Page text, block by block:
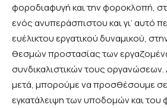
φοροδιαφυγή και την φοροκλοπή,
ενός ανυπεράσπιστου και γι’ αυτό
ευέλικτου εργατικού δυναμικού,
θεσμών προστασίας των
συνδικαλιστικών τους
μετά, μπορούμε να προσθέσουμε σε
εγκατάλειψη των υποδομών και του